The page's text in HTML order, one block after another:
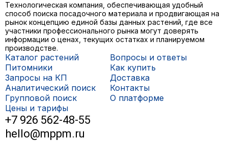
Технологическая компания, обеспечивающая удобный
способ поиска посадочного материала и продвигающая на
рынок концепцию единой базы данных растений, где все
участники профессионального рынка могут доверять
информации о ценах, текущих остатках и планируемом
производстве.
Каталог растений
Питомники
Запросы на КП
Аналитический поиск
Групповой поиск
Цены и тарифы
Вопросы и ответы
Как купить
Доставка
Контакты
О платформе
+7 926 562-48-55
hello@mppm.ru